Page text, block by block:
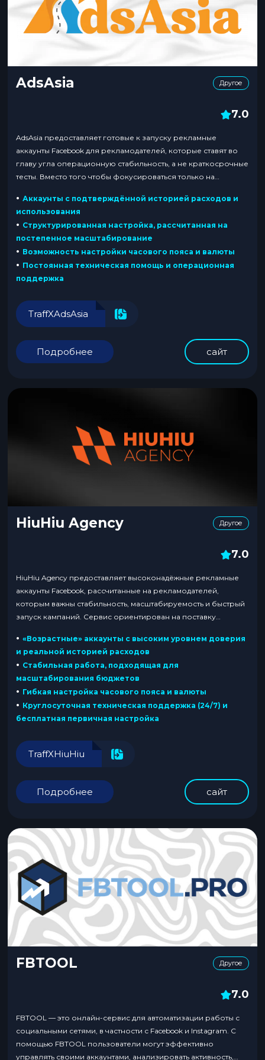
AdsAsia Другое
7.0
AdsAsia предоставляет готовые к запуску рекламные
аккаунты Facebook для рекламодателей, которые ставят во
главу угла операционную стабильность, а не краткосрочные
тесты. Вместо того чтобы фокусироваться только на
работе, контролируемом масштабировании и
предсказуемых результатах кампаний. Аккаунты
подготовлены с подтверждённой историей активности и
структурированными настройками, что позволяет запускать
кампании без...
• Аккаунты с подтверждённой историей расходов и
использования
• Структурированная настройка, рассчитанная на
постепенное масштабирование
• Возможность настройки часового пояса и валюты
• Постоянная техническая помощь и операционная
поддержка
TraffXAdsAsia
Подробнее сайт
HiuHiu Agency Другое
7.0
HiuHiu Agency предоставляет высоконадёжные рекламные
аккаунты Facebook, рассчитанные на рекламодателей,
которым важны стабильность, масштабируемость и быстрый
запуск кампаний. Сервис ориентирован на поставку
расходов, помогая медиабайерам избегать типичных
проблем: низких лимитов, частых банов и задержек
модерации/одобрения объявлений. Благодаря гибкой
настройке часового пояса, валюты и типа аккаунта, HiuHiu
Agency поддерживает широкий...
• «Возрастные» аккаунты с высоким уровнем доверия
и реальной историей расходов
• Стабильная работа, подходящая для
масштабирования бюджетов
• Гибкая настройка часового пояса и валюты
• Круглосуточная техническая поддержка (24/7) и
бесплатная первичная настройка
TraffXHiuHiu
Подробнее сайт
FBTOOL Другое
7.0
FBTOOL — это онлайн-сервис для автоматизации работы с
социальными сетями, в частности с Facebook и Instagram. С
помощью FBTOOL пользователи могут эффективно
управлять своими аккаунтами, анализировать активность,